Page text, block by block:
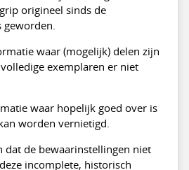
origineel sinds de
geworden.
waar (mogelijk) delen zijn
exemplaren er niet
waar hopelijk goed over is
worden vernietigd.
dat de bewaarinstellingen niet
incomplete, historisch